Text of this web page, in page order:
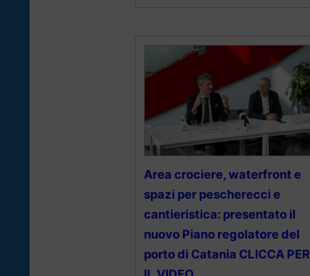
Area crociere, waterfront e
spazi per pescherecci e
cantieristica: presentato il
nuovo Piano regolatore del
porto di Catania CLICCA PER